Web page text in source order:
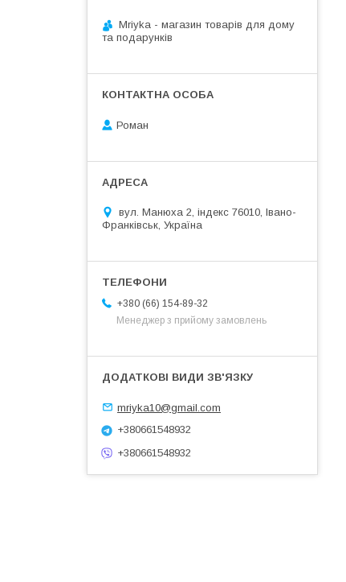
Mriyka - магазин товарів для дому
та подарунків
Роман
вул. Манюха 2, індекс 76010, Івано-
Франківськ, Україна
+380 (66) 154-89-32
Менеджер з прийому замовлень
mriyka10@gmail.com
+380661548932
+380661548932